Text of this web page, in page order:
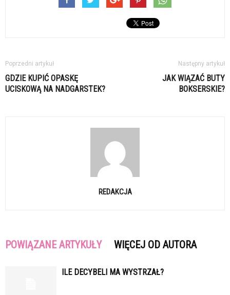
Poprzedni artykuł
GDZIE KUPIĆ OPASKĘ
UCISKOWĄ NA NADGARSTEK?
Następny artykuł
JAK WIĄZAĆ BUTY
BOKSERSKIE?
REDAKCJA
POWIĄZANE ARTYKUŁY WIĘCEJ OD AUTORA
ILE DECYBELI MA WYSTRZAŁ?